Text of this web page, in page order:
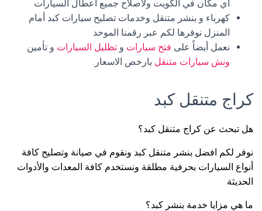
أي مكان في الكويت ولاصلاح جميع اعطال السيارات
كهرباء و بنشر متنقل وخدمات تصليح سيارات كبد أمام
المنزل نوفرها لكم عبر رقمنا الموحد
نعمل أيضاً على فتح سيارات و تظليل السيارات و تأمين
ونش سيارات متنقل بارخص الاسعار.
كراج متنقل كبد
هل تبحث عن كراج متنقل كبد؟
نوفر لكم افضل بنشر متنقل كبد ونقوم في صيانة وتصليح كافة
أنواع السيارات بحرفية مطلقة ونستخدم كافة المعدات والأدوات
الحديثة
ما هي مزايا خدمة بنشر كبد؟